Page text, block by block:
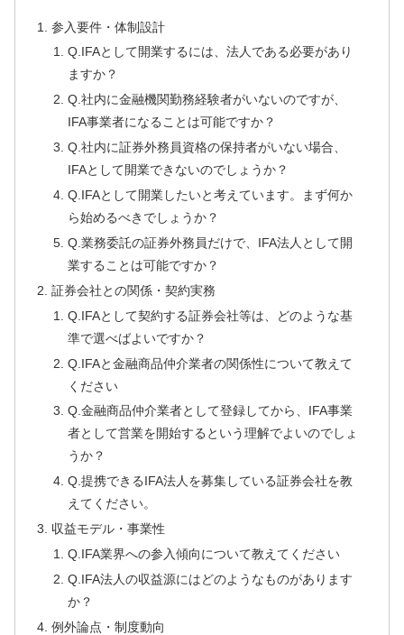
参入要件・体制設計
Q.IFAとして開業するには、法人である必要があり
ますか？
Q.社内に金融機関勤務経験者がいないのですが、
IFA事業者になることは可能ですか？
Q.社内に証券外務員資格の保持者がいない場合、
IFAとして開業できないのでしょうか？
Q.IFAとして開業したいと考えています。まず何か
ら始めるべきでしょうか？
Q.業務委託の証券外務員だけで、IFA法人として開
業することは可能ですか？
証券会社との関係・契約実務
Q.IFAとして契約する証券会社等は、どのような基
準で選べばよいですか？
Q.IFAと金融商品仲介業者の関係性について教えて
ください
Q.金融商品仲介業者として登録してから、IFA事業
者として営業を開始するという理解でよいのでしょ
うか？
Q.提携できるIFA法人を募集している証券会社を教
えてください。
収益モデル・事業性
Q.IFA業界への参入傾向について教えてください
Q.IFA法人の収益源にはどのようなものがあります
か？
例外論点・制度動向